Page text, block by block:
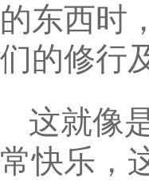
的东西时
们的修行
这就像
常快乐，